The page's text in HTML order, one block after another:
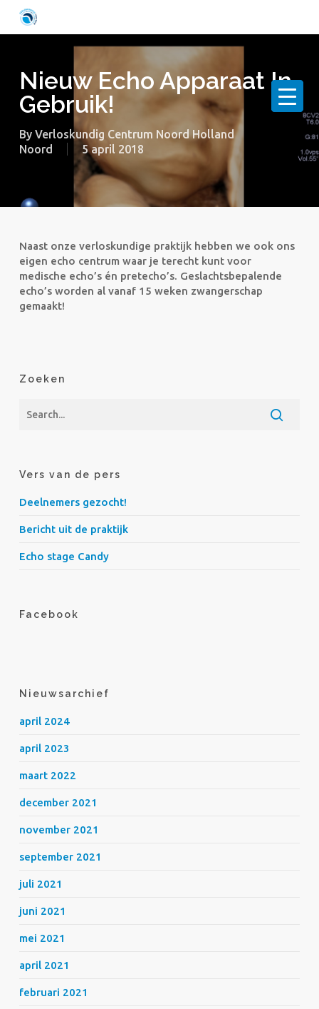
main
Nieuw Echo Apparaat In
Gebruik!
By Verloskundig Centrum Noord Holland
Noord
5 april 2018
Naast onze verloskundige praktijk hebben we ook ons
eigen echo centrum waar je terecht kunt voor
medische echo’s én pretecho’s. Geslachtsbepalende
echo’s worden al vanaf 15 weken zwangerschap
gemaakt!
Zoeken
Vers van de pers
Deelnemers gezocht!
Bericht uit de praktijk
Echo stage Candy
Facebook
Nieuwsarchief
april 2024
april 2023
maart 2022
december 2021
november 2021
september 2021
juli 2021
juni 2021
mei 2021
april 2021
februari 2021